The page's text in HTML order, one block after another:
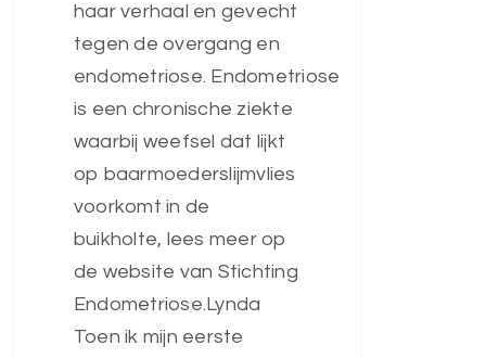
haar verhaal en gevecht
tegen de overgang en
endometriose. Endometriose
is een chronische ziekte
waarbij weefsel dat lijkt
op baarmoederslijmvlies
voorkomt in de
buikholte, lees meer op
de website van Stichting
Endometriose.Lynda
Toen ik mijn eerste